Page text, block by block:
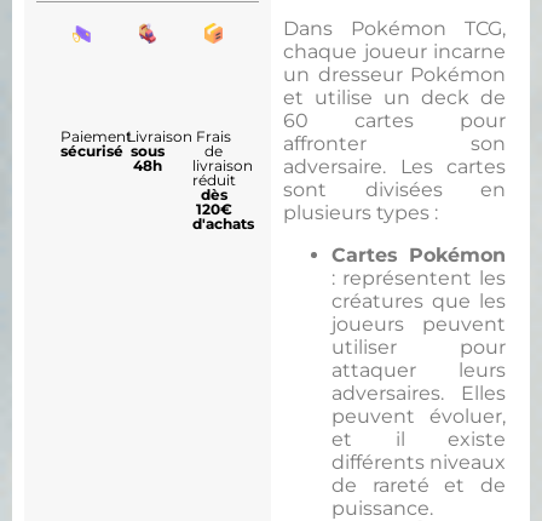
Dans Pokémon TCG,
chaque joueur incarne
un dresseur Pokémon
et utilise un deck de
60 cartes pour
affronter son
adversaire. Les cartes
sont divisées en
plusieurs types :
Cartes Pokémon
: représentent les
créatures que les
joueurs peuvent
utiliser pour
attaquer leurs
adversaires. Elles
peuvent évoluer,
et il existe
différents niveaux
de rareté et de
puissance.
Paiement
sécurisé
Livraison
sous
48h
Frais
de
livraison
réduit
dès
120€
d'achats